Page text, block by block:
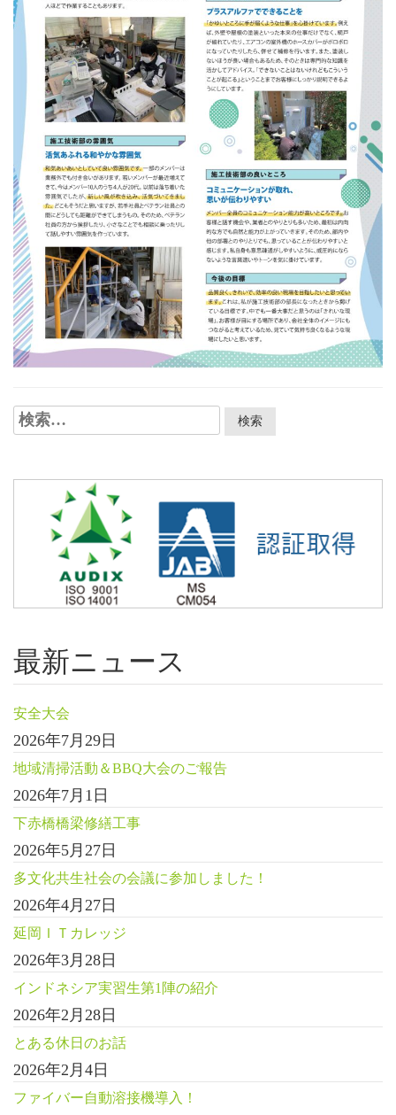
検
索:
最新ニュース
安全大会
2026年7月29日
地域清掃活動＆BBQ大会のご報告
2026年7月1日
下赤橋橋梁修繕工事
2026年5月27日
多文化共生社会の会議に参加しました！
2026年4月27日
延岡ＩＴカレッジ
2026年3月28日
インドネシア実習生第1陣の紹介
2026年2月28日
とある休日のお話
2026年2月4日
ファイバー自動溶接機導入！